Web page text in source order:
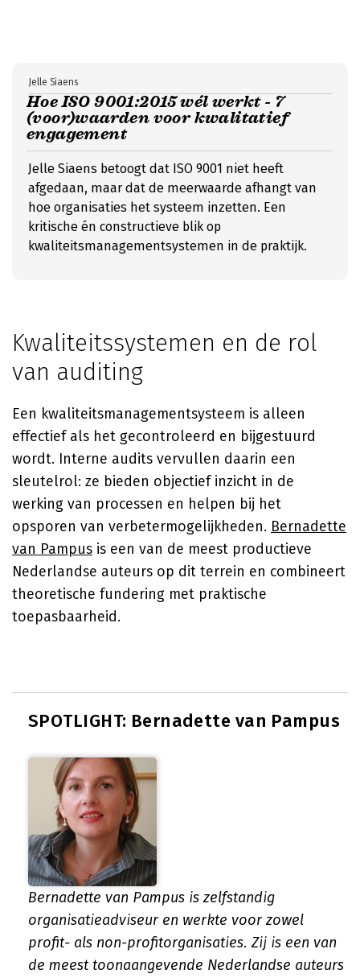
Hoe ISO 9001:2015 wél werkt - 7
(voor)waarden voor kwalitatief
engagement
Jelle Siaens
Jelle Siaens betoogt dat ISO 9001 niet heeft
afgedaan, maar dat de meerwaarde afhangt van
hoe organisaties het systeem inzetten. Een
kritische én constructieve blik op
kwaliteitsmanagementsystemen in de praktijk.
Kwaliteitssystemen en de rol
van auditing
Een kwaliteitsmanagementsysteem is alleen
effectief als het gecontroleerd en bijgestuurd
wordt. Interne audits vervullen daarin een
sleutelrol: ze bieden objectief inzicht in de
werking van processen en helpen bij het
opsporen van verbetermogelijkheden. Bernadette
van Pampus is een van de meest productieve
Nederlandse auteurs op dit terrein en combineert
theoretische fundering met praktische
toepasbaarheid.
SPOTLIGHT: Bernadette van Pampus
Bernadette van Pampus is zelfstandig
organisatieadviseur en werkte voor zowel
profit- als non-profitorganisaties. Zij is een van
de meest toonaangevende Nederlandse auteurs